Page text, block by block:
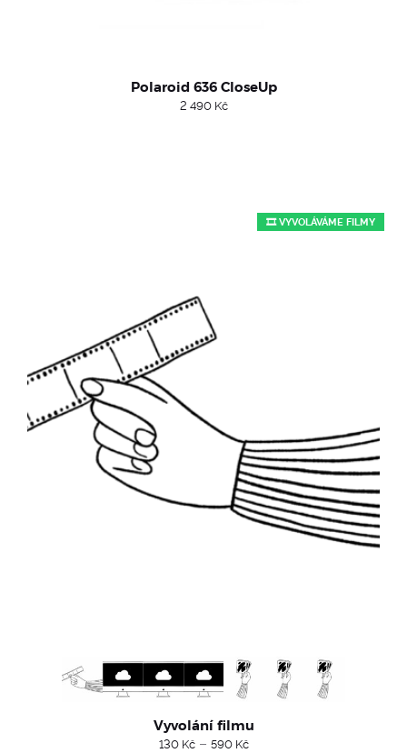
Polaroid 636 CloseUp
2 490 Kč
🎞️ VYVOLÁVÁME FILMY
Vyvolání filmu
130 Kč – 590 KčPrice